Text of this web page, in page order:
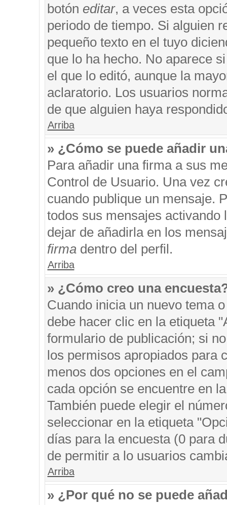
botón editar, a veces esta
periodo de tiempo. Si alguien
pequeño texto en el tuyo
que lo ha hecho. No aparece
el que lo editó, aunque la
aclaratorio. Los usuarios
de que alguien haya
Arriba
» ¿Cómo se puede añadir
Para añadir una firma a sus
Control de Usuario. Una vez
cuando publique un mensaje.
todos sus mensajes
dejar de añadirla en los
firmadentro del perfil.
Arriba
» ¿Cómo creo una
Cuando inicia un nuevo tema
debe hacer clic en la etiqueta
formulario de publicación; si
los permisos apropiados para
menos dos opciones en el
cada opción se encuentre en
También puede elegir el
seleccionar en la etiqueta
días para la encuesta (0 para
de permitir a lo usuarios
Arriba
» ¿Por qué no se puede